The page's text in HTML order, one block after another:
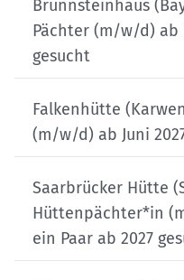
Brünnsteinhaus
Pächter (m/w/d) ab
gesucht
Falkenhütte
(m/w/d) ab Juni
Saarbrücker Hütte
Hüttenpächter*in
ein Paar ab 2027